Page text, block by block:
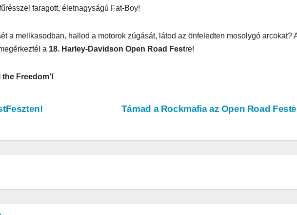
faragott, életnagyságú Fat-Boy!
a mellkasodban, hallod a motorok zúgását, látod az önfeledten mosolygó arcokat?
a 18. Harley-Davidson Open Road Festre!
Freedom’!
Támad a Rockmafia az Open Road
CSAJOK HÍREK
sztárja
EGÉSZSÉG
újraéleszteni?